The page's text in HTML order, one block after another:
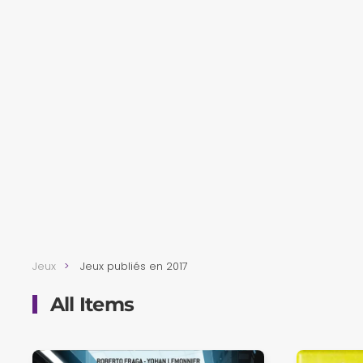
Jeux Jeux publiés en 2017
All Items